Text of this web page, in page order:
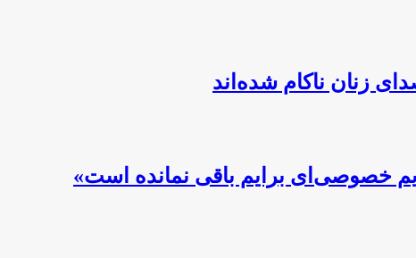
زنان ناکام شده‌اند
خصوصی‌ای برایم باقی نمانده است»